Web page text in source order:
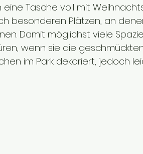
Tasche voll mit
besonderen Plätzen, an
Damit möglichst viele
wenn sie die
im Park dekoriert, jedoch